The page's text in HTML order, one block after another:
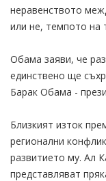
неравенството
или не, темпото на
Обама заяви, че
единствено ще
Барак Обама -
Близкият изток
регионални
развитието му. Ал
представляват